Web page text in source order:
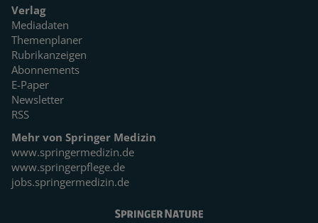
Verlag
Mediadaten
Themenplaner
Rubrikanzeigen
Abonnements
E-Paper
Newsletter
RSS
Mehr von Springer Medizin
www.springermedizin.de
www.springerpflege.de
jobs.springermedizin.de